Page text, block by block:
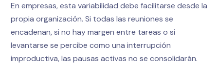
En empresas, esta variabilidad debe facilitarse desde la
propia organización. Si todas las reuniones se
encadenan, si no hay margen entre tareas o si
levantarse se percibe como una interrupción
improductiva, las pausas activas no se consolidarán.